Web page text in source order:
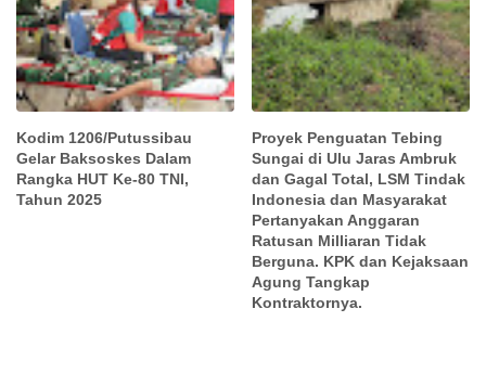
Kodim 1206/Putussibau
Gelar Baksoskes Dalam
Rangka HUT Ke-80 TNI,
Tahun 2025
Proyek Penguatan Tebing
Sungai di Ulu Jaras Ambruk
dan Gagal Total, LSM Tindak
Indonesia dan Masyarakat
Pertanyakan Anggaran
Ratusan Milliaran Tidak
Berguna. KPK dan Kejaksaan
Agung Tangkap
Kontraktornya.